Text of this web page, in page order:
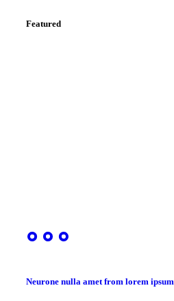
Featured
Neurone nulla amet from lorem ipsum